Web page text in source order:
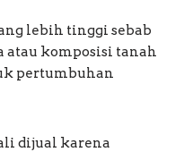
lebih tinggi sebab
atau komposisi tanah
pertumbuhan
dijual karena